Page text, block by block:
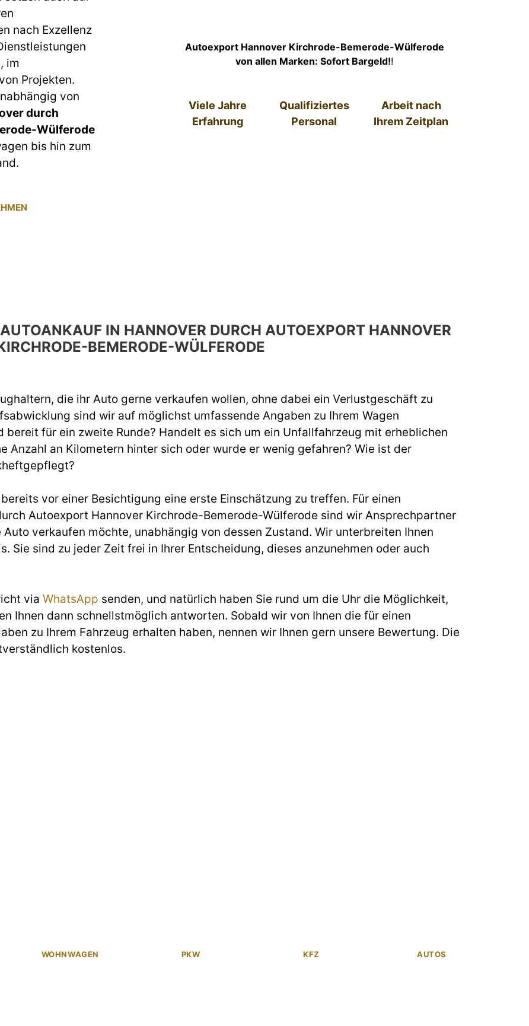
nach Exzellenz
im
Projekten.
von
durch
Wülferode
bis hin zum
Autoexport Hannover Kirchrode-Bemerode-Wülferode
von allen Marken: Sofort Bargeld!!
Viele Jahre
Erfahrung
Qualifiziertes
Personal
Arbeit nach
Ihrem Zeitplan
IN HANNOVER DURCH AUTOEXPORT HANNOVER
BEMERODE-WÜLFERODE
die ihr Auto gerne verkaufen wollen, ohne dabei ein Verlustgeschäft zu
sind wir auf möglichst umfassende Angaben zu Ihrem Wagen
für ein zweite Runde? Handelt es sich um ein Unfallfahrzeug mit erheblichen
Anzahl an Kilometern hinter sich oder wurde er wenig gefahren? Wie ist der
vor einer Besichtigung eine erste Einschätzung zu treffen. Für einen
Autoexport Hannover Kirchrode-Bemerode-Wülferode sind wir Ansprechpartner
verkaufen möchte, unabhängig von dessen Zustand. Wir unterbreiten Ihnen
Sie sind zu jeder Zeit frei in Ihrer Entscheidung, dieses anzunehmen oder auch
via WhatsApp senden, und natürlich haben Sie rund um die Uhr die Möglichkeit,
Ihnen dann schnellstmöglich antworten. Sobald wir von Ihnen die für einen
zu Ihrem Fahrzeug erhalten haben, nennen wir Ihnen gern unsere Bewertung. Die
kostenlos.
WOHNWAGEN PKW KFZ AUTOS